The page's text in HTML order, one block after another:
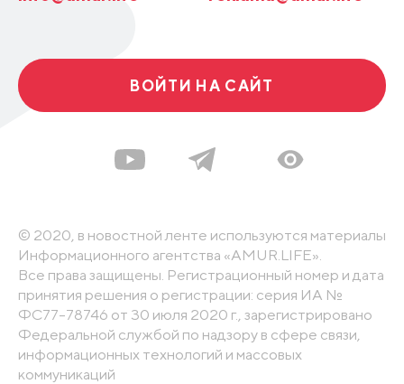
ВОЙТИ НА САЙТ
© 2020, в новостной ленте используются материалы
Информационного агентства «AMUR.LIFE».
Все права защищены. Регистрационный номер и дата
принятия решения о регистрации: серия ИА №
ФС77-78746 от 30 июля 2020 г., зарегистрировано
Федеральной службой по надзору в сфере связи,
информационных технологий и массовых
коммуникаций